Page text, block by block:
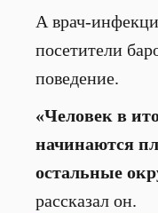
А врач-
посетители
поведение.
«Человек в
начинаются
остальные
рассказал он.